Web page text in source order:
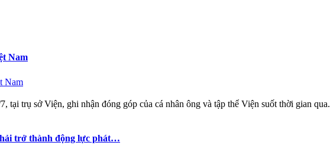
Nam
trụ sở Viện, ghi nhận đóng góp của cá nhân ông và tập thể Viện suốt thời gian qua.
trở thành động lực phát…